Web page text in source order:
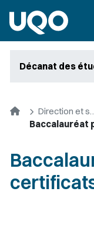
Décanat des
Accueil